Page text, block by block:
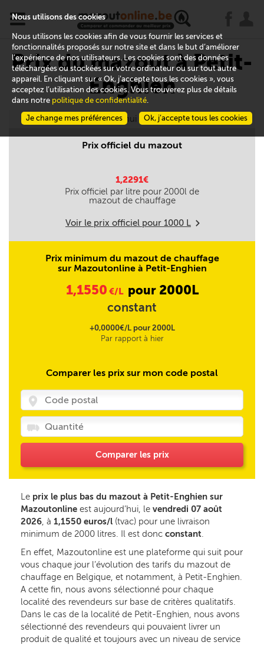
x
Prix du mazout à Petit-
Enghien
Aujourd'hui le 08/08
Prix officiel du mazout
1,2291€
Prix officiel par litre pour 2000l de
mazout de chauffage
Voir le prix officiel pour 1000 L m
Prix minimum du mazout de chauffage
sur Mazoutonline à Petit-Enghien
1,1550 €/L pour 2000L
constant
+0,0000€/L pour 2000L
Par rapport à hier
Comparer les prix sur mon code postal
Comparer les prix
Le prix le plus bas du mazout à Petit-Enghien sur
Mazoutonline est aujourd’hui, le vendredi 07 août
2026, à 1,1550 euros/l (tvac) pour une livraison
minimum de 2000 litres. Il est donc constant.
En effet, Mazoutonline est une plateforme qui suit pour
vous chaque jour l’évolution des tarifs du mazout de
chauffage en Belgique, et notamment, à Petit-Enghien.
A cette fin, nous avons sélectionné pour chaque
localité des revendeurs sur base de critères qualitatifs.
Dans le cas de la localité de Petit-Enghien, nous avons
sélectionné des revendeurs qui pouvaient livrer un
produit de qualité et toujours avec un niveau de service
Nous utilisons des cookies
Nous utilisons les cookies afin de vous fournir les services et
fonctionnalités proposés sur notre site et dans le but d’améliorer
l’expérience de nos utilisateurs. Les cookies sont des données
téléchargées ou stockées sur votre ordinateur ou sur tout autre
appareil. En cliquant sur « Ok, j’accepte tous les cookies », vous
acceptez l’utilisation des cookies. Vous trouverez plus de détails
dans notre politique de confidentialité.
Ok, j’accepte tous les cookies
Je change mes préférences